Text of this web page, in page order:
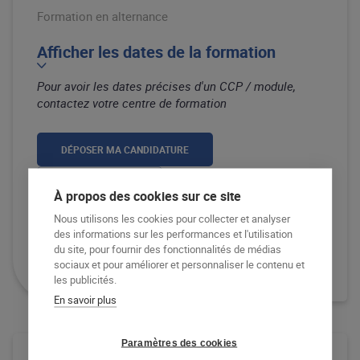
Formation en alternance
Afficher les dates de la formation
Pour avoir les dates précises d'un CCP / module,
contactez votre centre de formation
DÉPOSER MA CANDIDATURE
APPELER LE CENTRE DE FORMATION
RECEVOIR LA DOCUMENTATION
À propos des cookies sur ce site
Nous utilisons les cookies pour collecter et analyser
des informations sur les performances et l'utilisation
du site, pour fournir des fonctionnalités de médias
sociaux et pour améliorer et personnaliser le contenu et
les publicités.
En savoir plus
Paramètres des cookies